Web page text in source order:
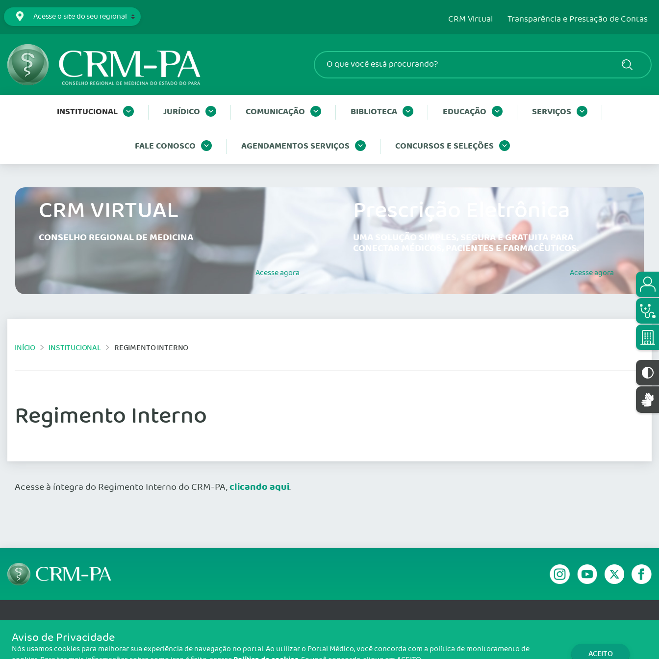
CRM Virtual Transparência e Prestação de Contas
INSTITUCIONAL JURÍDICO COMUNICAÇÃO BIBLIOTECA EDUCAÇÃO SERVIÇOS
FALE CONOSCO AGENDAMENTOS SERVIÇOS CONCURSOS E SELEÇÕES
CRM VIRTUAL
CONSELHO REGIONAL DE MEDICINA
Acesseagora
Prescrição Eletrônica
UMA SOLUÇÃO SIMPLES, SEGURA E GRATUITA PARA
CONECTAR MÉDICOS, PACIENTES E FARMACÊUTICOS.
Acesseagora
INÍCIO INSTITUCIONAL REGIMENTO INTERNO
Regimento Interno
Acesse à íntegra do Regimento Interno do CRM-PA,clicando aqui.
Av Generalíssimo Deodoro, nº 223, entre Oliveira Belo e Diogo Móia, Umarizal, Belém/PA - CEP:66050-160
Copyright 2026 CRM-PA. Todos os direitos reservados.
Aviso de Privacidade
Nós usamos cookies para melhorar sua experiência de navegação no portal. Ao utilizar o Portal Médico, você concorda com a política de monitoramento de
ACEITO